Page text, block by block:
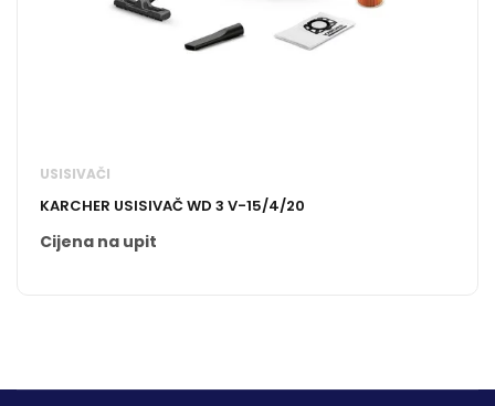
USISIVAČI
KARCHER USISIVAČ WD 3 V-15/4/20
Cijena na upit